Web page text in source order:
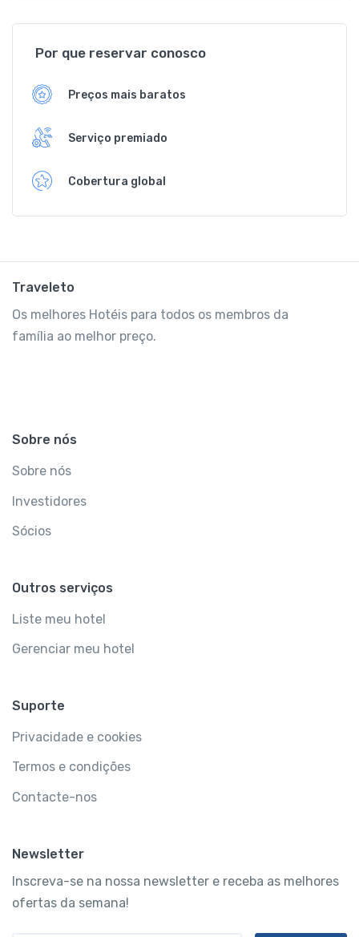
Por que reservar conosco
Preços mais baratos
Serviço premiado
Cobertura global
Traveleto
Os melhores Hotéis para todos os membros da
família ao melhor preço.
Sobre nós
Sobre nós
Investidores
Sócios
Outros serviços
Liste meu hotel
Gerenciar meu hotel
Suporte
Privacidade e cookies
Termos e condições
Contacte-nos
Newsletter
Inscreva-se na nossa newsletter e receba as melhores
ofertas da semana!